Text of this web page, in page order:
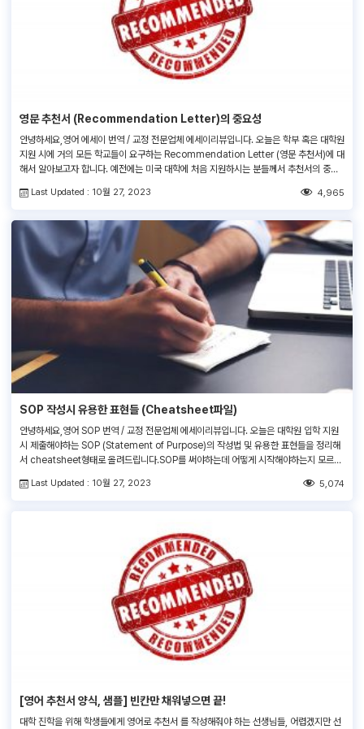
영문 추천서 (Recommendation Letter)의 중요성
안녕하세요,영어 에세이 번역 / 교정 전문업체 에세이리뷰입니다. 오늘은 학부 혹은 대학원
지원 시에 거의 모든 학교들이 요구하는 Recommendation Letter (영문 추천서)에 대
해서 알아보고자 합니다. 예전에는 미국 대학에 처음 지원하시는 분들께서 추천서의 중요
학결정에 중대한 영향을 미친다는 것을 알고 있으실 겁니다. 학교 입장에서도 학교 성적이
Last Updated : 10월 27, 2023 4,965
SOP 작성시 유용한 표현들 (Cheatsheet파일)
안녕하세요,영어 SOP 번역 / 교정 전문업체 에세이리뷰입니다. 오늘은 대학원 입학 지원
시 제출해야하는 SOP (Statement of Purpose)의 작성법 및 유용한 표현들을 정리해
서 cheatsheet형태로 올려드립니다.SOP를 써야하는데 어떻게 시작해야하는지 모르겠
영어 교정 및 번역 서비스에 대해 자세히 알고 싶으시다면 아래를 참고해주세요. ▶글 작성
Last Updated : 10월 27, 2023 5,074
[영어 추천서 양식, 샘플] 빈칸만 채워넣으면 끝!
대학 진학을 위해 학생들에게 영어로 추천서 를 작성해줘야 하는 선생님들, 어렵겠지만 선